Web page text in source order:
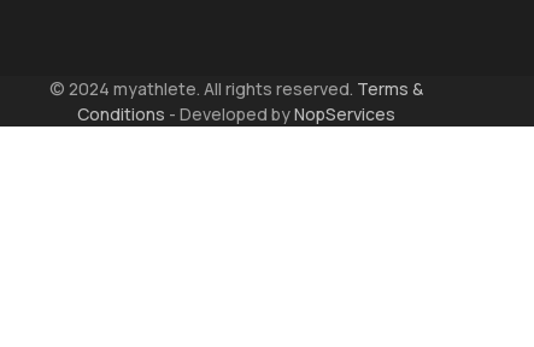
© 2024 myathlete. All rights reserved. Terms &
Conditions - Developed byNopServices